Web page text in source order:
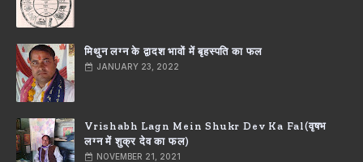
मिथुन लग्न के द्वादश भावों में बृहस्पति का फल
JANUARY 23, 2022
Vrishabh Lagn Mein Shukr Dev Ka Fal(वृषभ
लग्न में शुक्र देव का फल)
NOVEMBER 21, 2021